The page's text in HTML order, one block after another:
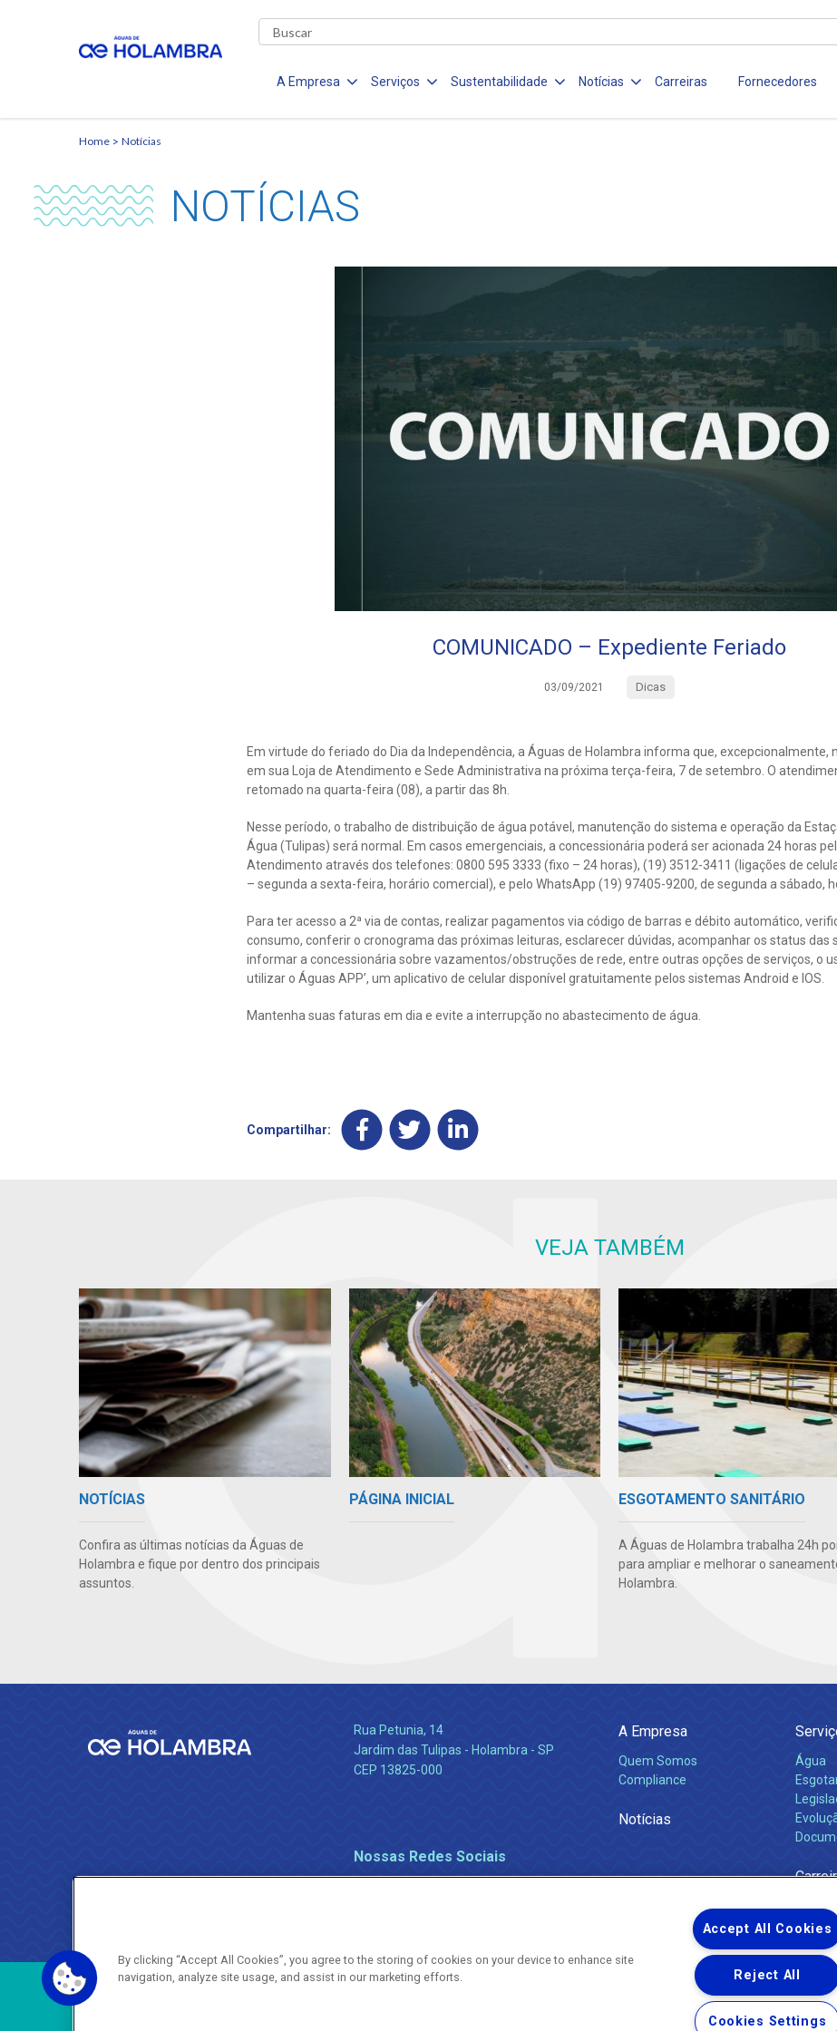
A Empresa Serviços Sustentabilidade Notícias Carreiras Fornecedores
Home Notícias
NOTÍCIAS
COMUNICADO – Expediente Feriado
03/09/2021 Dicas
Em virtude do feriado do Dia da Independência, a Águas de Holambra informa que, excepcionalmente,
em sua Loja de Atendimento e Sede Administrativa na próxima terça-feira, 7 de setembro. O
retomado na quarta-feira (08), a partir das 8h.
Nesse período, o trabalho de distribuição de água potável, manutenção do sistema e operação da
Água (Tulipas) será normal. Em casos emergenciais, a concessionária poderá ser acionada 24 horas
Atendimento através dos telefones: 0800 595 3333 (fixo – 24 horas), (19) 3512-3411 (ligações de
– segunda a sexta-feira, horário comercial), e pelo WhatsApp (19) 97405-9200, de segunda a sábado,
Para ter acesso a 2ª via de contas, realizar pagamentos via código de barras e débito automático,
consumo, conferir o cronograma das próximas leituras, esclarecer dúvidas, acompanhar os status das
informar a concessionária sobre vazamentos/obstruções de rede, entre outras opções de serviços, o
utilizar o Águas APP’, um aplicativo de celular disponível gratuitamente pelos sistemas Android e IOS.
Mantenha suas faturas em dia e evite a interrupção no abastecimento de água.
Compartilhar:
VEJA TAMBÉM
NOTÍCIAS
Confira as últimas notícias da Águas de
Holambra e fique por dentro dos principais
assuntos.
PÁGINA INICIAL ESGOTAMENTO SANITÁRIO
A Águas de Holambra trabalha 24h
para ampliar e melhorar o
Holambra.
Rua Petunia, 14
Jardim das Tulipas - Holambra - SP
CEP 13825-000
Nossas Redes Sociais
A Empresa
Quem Somos
Compliance
Notícias
Água
Copyright ® 2026 - Todos os Direitos Reservados.
By clicking “Accept All Cookies”, you agree to the storing of cookies on your device to enhance site
navigation, analyze site usage, and assist in our marketing efforts.
Accept All Cookies
Reject All
Cookies Settings